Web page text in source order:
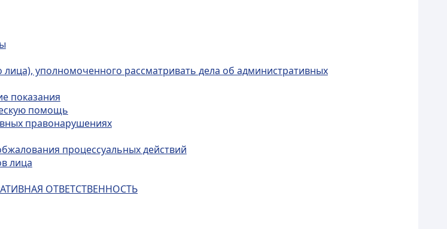
лица), уполномоченного рассматривать дела об административных
показания
помощь
правонарушениях
процессуальных действий
лица
ОТВЕТСТВЕННОСТЬ